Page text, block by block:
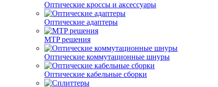
Оптические кроссы и аксессуары
Оптические адаптеры
MTP решения
Оптические коммутационные шнуры
Оптические кабельные сборки